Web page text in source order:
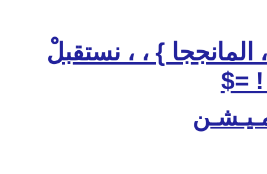
} ، ، نستقبلْ